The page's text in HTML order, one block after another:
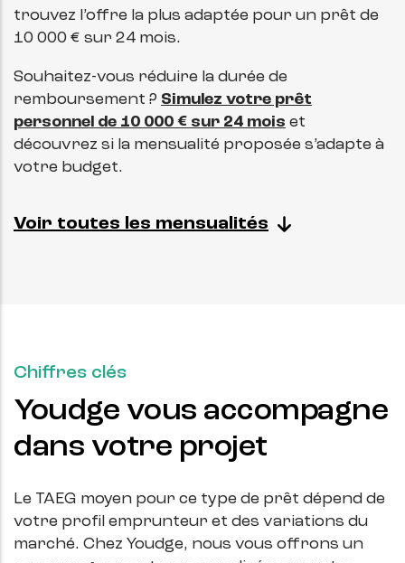
trouvez l’offre la plus adaptée pour un prêt de
10 000 € sur 24 mois.
Souhaitez-vous réduire la durée de
remboursement ? Simulez votre prêt
personnel de 10 000 € sur 24 mois et
découvrez si la mensualité proposée s’adapte à
votre budget.
Voir toutes les mensualités
Chiffres clés
Youdge vous accompagne
dans votre projet
Le TAEG moyen pour ce type de prêt dépend de
votre profil emprunteur et des variations du
marché. Chez Youdge, nous vous offrons un